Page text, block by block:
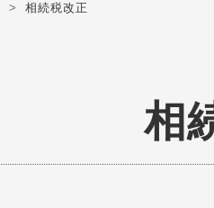
相続税改正
相